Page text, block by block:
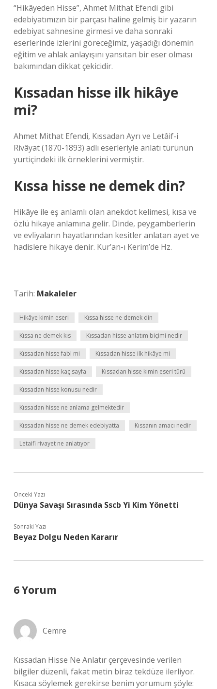
“Hikâyeden Hisse”, Ahmet Mithat Efendi gibi
edebiyatımızın bir parçası haline gelmiş bir yazarın
edebiyat sahnesine girmesi ve daha sonraki
eserlerinde izlerini göreceğimiz, yaşadığı dönemin
eğitim ve ahlak anlayışını yansıtan bir eser olması
bakımından dikkat çekicidir.
Kıssadan hisse ilk hikâye
mi?
Ahmet Mithat Efendi, Kıssadan Ayrı ve Letâif-i
Rivâyat (1870-1893) adlı eserleriyle anlatı türünün
yurtiçindeki ilk örneklerini vermiştir.
Kıssa hisse ne demek din?
Hikâye ile eş anlamlı olan anekdot kelimesi, kısa ve
özlü hikaye anlamına gelir. Dinde, peygamberlerin
ve evliyaların hayatlarından kesitler anlatan ayet ve
hadislere hikaye denir. Kur’an-ı Kerim’de Hz.
Tarih: Makaleler
Hikâye kimin eseri Kıssa hisse ne demek din
Kıssa ne demek kıs Kıssadan hisse anlatım biçimi nedir
Kıssadan hisse fabl mi Kıssadan hisse ilk hikâye mi
Kıssadan hisse kaç sayfa Kıssadan hisse kimin eseri türü
Kıssadan hisse konusu nedir
Kıssadan hisse ne anlama gelmektedir
Kıssadan hisse ne demek edebiyatta Kıssanın amacı nedir
Letaifi rivayet ne anlatıyor
Önceki Yazı
Dünya Savaşı Sırasında Sscb Yi Kim Yönetti
Sonraki Yazı
Beyaz Dolgu Neden Kararır
6 Yorum
Cemre
Kıssadan Hisse Ne Anlatır çerçevesinde verilen
bilgiler düzenli, fakat metin biraz tekdüze ilerliyor.
Kısaca söylemek gerekirse benim yorumum şöyle: